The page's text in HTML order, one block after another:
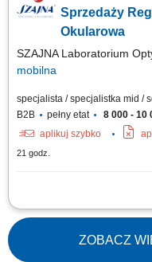
oparciu o zatwierdzony budżet
rynkowych zmierzających...
Sprzedaży
Okularowa
SZAJNA Laboratorium
mobilna
specjalista / specjalistka mid /
B2B
pełny etat 8 000 - 10
aplikuj szybko
21 godz.
Opis stanowiska
biznesowych oraz aktywne
punktów handlowych. Dbanie
oparciu o zatwierdzony
ZOBACZ